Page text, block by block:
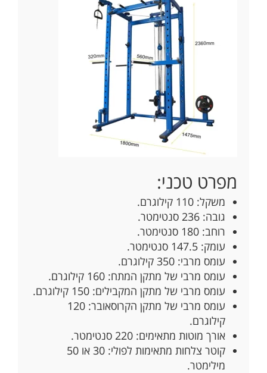
מפרט טכני:
משקל: 110 קילוגרם.
גובה: 236 סנטימטר.
רוחב: 180 סנטימטר.
עומק: 147.5 סנטימטר.
עומס מרבי: 350 קילוגרם.
עומס מרבי של מתקן המתח: 160 קילוגרם.
עומס מרבי של מתקן המקבילים: 150 קילוגרם.
עומס מרבי של מתקן הקרוסאובר: 120
קילוגרם.
אורך מוטות מתאימים: 220 סנטימטר.
קוטר צלחות מתאימות לפולי: 30 או 50
מילימטר.